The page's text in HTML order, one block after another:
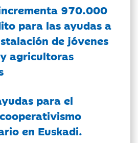
970.000
para las ayudas a
de jóvenes
agricultoras
para el
en Euskadi.